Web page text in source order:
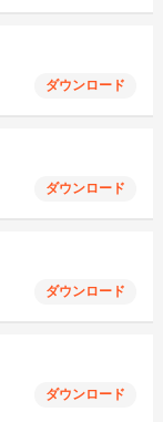
ダウンロード
ダウンロード
ダウンロード
ダウンロード